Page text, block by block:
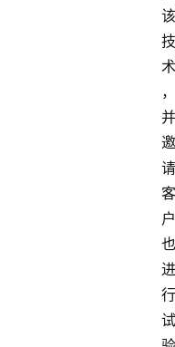
该
技
术
，
并
邀
请
客
户
也
进
行
试